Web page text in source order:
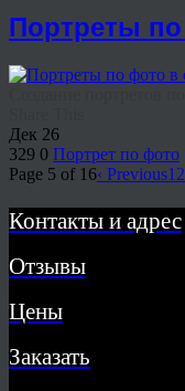
Портреты
Дек 26
329 0 Портрет по фото
Page 5 of 16‹ Previous1 2
Контакты и адрес
Отзывы
Цены
Заказать